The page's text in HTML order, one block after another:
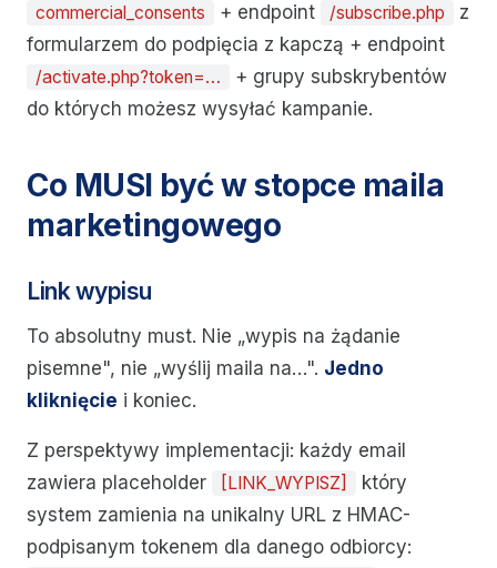
commercial_consents + endpoint /subscribe.php
z
formularzem do podpięcia z kapczą + endpoint
/activate.php?token=…
+ grupy subskrybentów
do których możesz wysyłać kampanie.
Co MUSI być w stopce maila
marketingowego
Link wypisu
To absolutny must. Nie „wypis na żądanie
pisemne", nie „wyślij maila na…". Jedno
kliknięcie i koniec.
Z perspektywy implementacji: każdy email
zawiera placeholder
[LINK_WYPISZ]
który
system zamienia na unikalny URL z HMAC-
podpisanym tokenem dla danego odbiorcy: